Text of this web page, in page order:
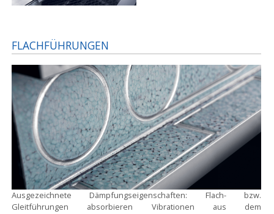
FLACHFÜHRUNGEN
Ausgezeichnete Dämpfungseigenschaften: Flach- bzw.
Gleitführungen absorbieren Vibrationen aus dem